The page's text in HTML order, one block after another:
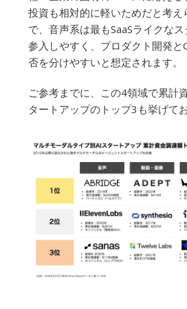
投資も相対的に軽いためだと考え
で、音声系は最もSaaSライクな
参入しやすく、プロダクト開発
否を分けやすいと想定されます。
ご参考までに、この4領域で累計
タートアップのトップ3も挙げてお